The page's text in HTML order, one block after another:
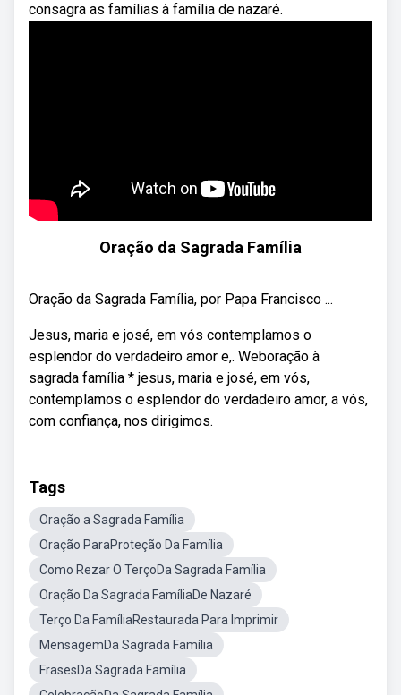
consagra as famílias à família de nazaré.
Oração da Sagrada Família
Oração da Sagrada Família, por Papa Francisco ...
Jesus, maria e josé, em vós contemplamos o
esplendor do verdadeiro amor e,. Weboração à
sagrada família * jesus, maria e josé, em vós,
contemplamos o esplendor do verdadeiro amor, a vós,
com confiança, nos dirigimos.
Tags
Oração a Sagrada Família
Oração ParaProteção Da Família
Como Rezar O TerçoDa Sagrada Família
Oração Da Sagrada FamíliaDe Nazaré
Terço Da FamíliaRestaurada Para Imprimir
MensagemDa Sagrada Família
FrasesDa Sagrada Família